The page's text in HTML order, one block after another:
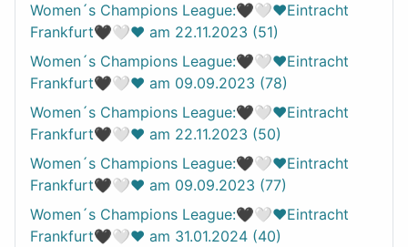
Women´s Champions League:🖤🤍❤️Eintracht
Frankfurt🖤🤍❤️ am 22.11.2023 (51)
Women´s Champions League:🖤🤍❤️Eintracht
Frankfurt🖤🤍❤️ am 09.09.2023 (78)
Women´s Champions League:🖤🤍❤️Eintracht
Frankfurt🖤🤍❤️ am 22.11.2023 (50)
Women´s Champions League:🖤🤍❤️Eintracht
Frankfurt🖤🤍❤️ am 09.09.2023 (77)
Women´s Champions League:🖤🤍❤️Eintracht
Frankfurt🖤🤍❤️ am 31.01.2024 (40)